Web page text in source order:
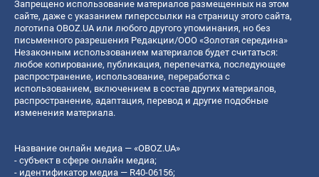
Запрещено использование материалов размещенных на этом
сайте, даже с указанием гиперссылки на страницу этого сайта,
логотипа OBOZ.UA или любого другого упоминания, но без
письменного разрешения Редакции/ООО «Золотая середина»
Незаконным использованием материалов будет считаться:
любое копирование, публикация, перепечатка, последующее
распространение, использование, переработка с
использованием, включением в состав других материалов,
распространение, адаптация, перевод и другие подобные
изменения материала.
Название онлайн медиа — «OBOZ.UA»
- субъект в сфере онлайн медиа;
- идентификатор медиа — R40-06156;